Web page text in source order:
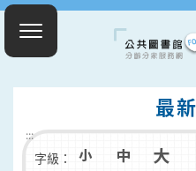
最
:::
字級：